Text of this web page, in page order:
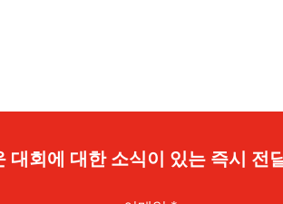
회에 대한 소식이 있는 즉시 전